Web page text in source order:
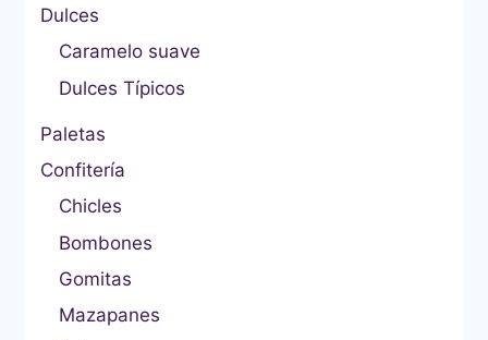
Dulces
Caramelo suave
Dulces Típicos
Paletas
Confitería
Chicles
Bombones
Gomitas
Mazapanes